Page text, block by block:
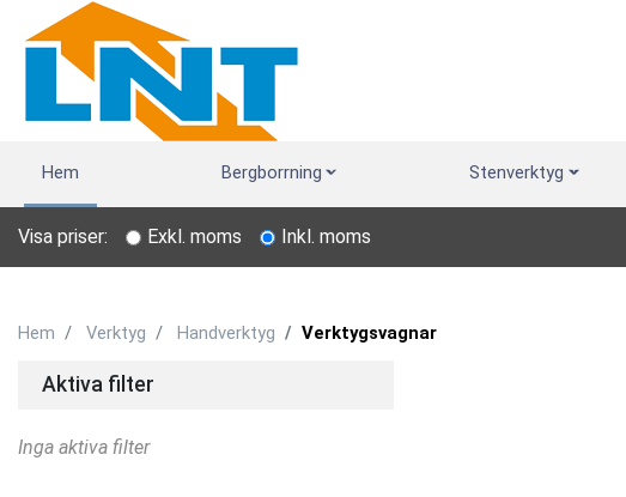
Hem Bergborrning Stenverktyg
Visa priser: Exkl. moms Inkl. moms
Hem Verktyg Handverktyg Verktygsvagnar
Aktiva filter
Inga aktiva filter